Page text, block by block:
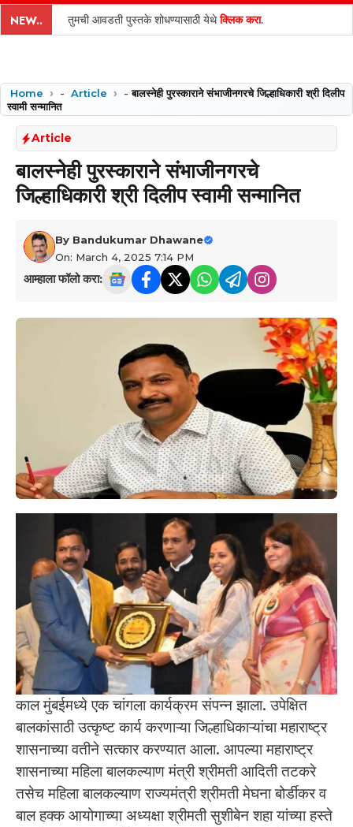
content
NEW.. तुमची आवडती पुस्तके शोधण्यासाठी येथेक्लिक करा.
Home - Article -बालस्नेही पुरस्काराने संभाजीनगरचे जिल्हाधिकारी श्री दिलीप
स्वामी सन्मानित
Article
बालस्नेही पुरस्काराने संभाजीनगरचे
जिल्हाधिकारी श्री दिलीप स्वामी सन्मानित
By Bandukumar Dhawane
On: March 4, 2025 7:14 PM
आम्हाला फॉलो करा:
काल मुंबईमध्ये एक चांगला कार्यक्रम संपन्न झाला. उपेक्षित
बालकांसाठी उत्कृष्ट कार्य करणाऱ्या जिल्हाधिकाऱ्यांचा महाराष्ट्र
शासनाच्या वतीने सत्कार करण्यात आला. आपल्या महाराष्ट्र
शासनाच्या महिला बालकल्याण मंत्री श्रीमती आदिती तटकरे
तसेच महिला बालकल्याण राज्यमंत्री श्रीमती मेघना बोर्डीकर व
बाल हक्क आयोगाच्या अध्यक्षा श्रीमती सुशीबेन शहा यांच्या हस्ते